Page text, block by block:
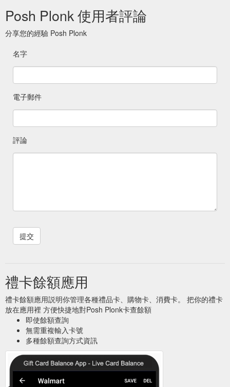
Posh Plonk 使用者評論
分享您的經驗 Posh Plonk
名字
電子郵件
評論
禮卡餘額應用
禮卡餘額應用説明你管理各種禮品卡、購物卡、消費卡。 把你的禮卡
放在應用裡 方便快捷地對Posh Plonk卡查餘額
即使餘額查詢
無需重複輸入卡號
多種餘額查詢方式資訊